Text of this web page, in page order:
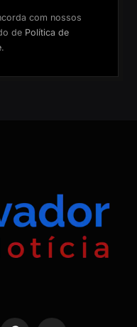
com nossos
de Política de
.